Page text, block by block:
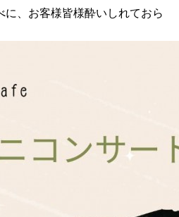
、お客様皆様酔いしれておら